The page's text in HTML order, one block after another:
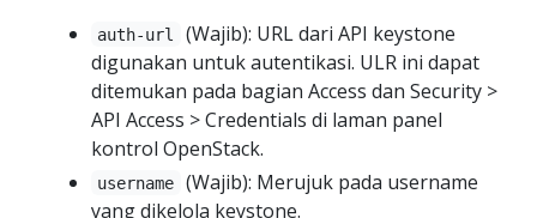
auth-url
(Wajib): URL dari API keystone
digunakan untuk autentikasi. ULR ini dapat
ditemukan pada bagian Access dan Security >
API Access > Credentials di laman panel
kontrol OpenStack.
username
(Wajib): Merujuk pada username
yang dikelola keystone.